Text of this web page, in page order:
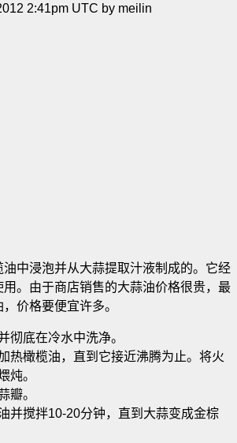
2:41pm UTC by meilin
中浸泡并从大蒜提取汁液制成的。它经
。由于商店销售的大蒜油价格很贵，最
价格要便宜许多。
彻底在冷水中洗净。
热橄榄油，直到它接近沸腾为止。将火
炖。
瓣。
并搅拌10-20分钟，直到大蒜变成金棕